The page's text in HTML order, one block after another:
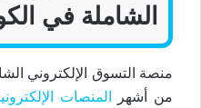
الشاملة في
منصة التسوق الإلكتروني
من أشهر
المنصات